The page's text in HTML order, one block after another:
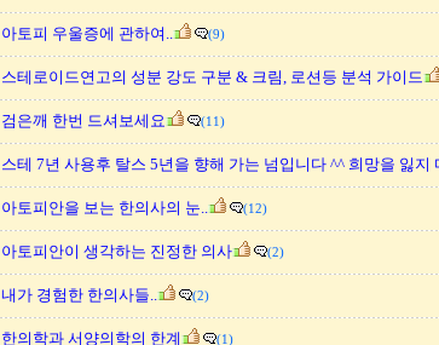
아토피 우울증에 관하여.. (9)
스테로이드연고의 성분 강도 구분 & 크림, 로션등 분석 가이드
검은깨 한번 드셔보세요 (11)
스테 7년 사용후 탈스 5년을 향해 가는 넘입니다 ^^ 희망을 잃지
아토피안을 보는 한의사의 눈.. (12)
아토피안이 생각하는 진정한 의사 (2)
내가 경험한 한의사들.. (2)
한의학과 서양의학의 한계 (1)